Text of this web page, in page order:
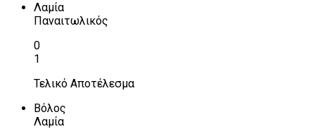
Λαμία
Παναιτωλικός
0
1
Τελικό Αποτέλεσμα
Βόλος
Λαμία